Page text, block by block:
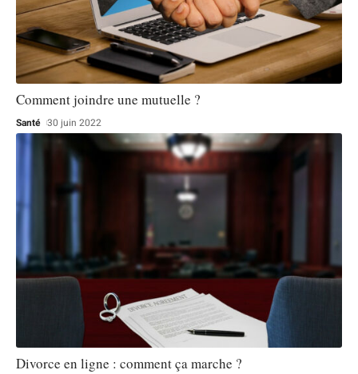
Comment joindre une mutuelle ?
Santé 30 juin 2022
Divorce en ligne : comment ça marche ?